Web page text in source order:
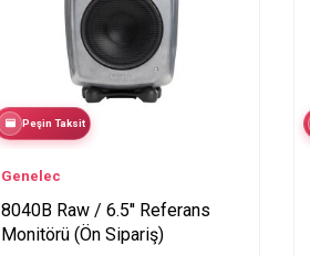
Peşin Taksit
Genelec
8040B Raw / 6.5'' Referans
Monitörü (Ön Sipariş)